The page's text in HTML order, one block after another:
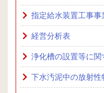
指定給水装置工事事
経営分析表
浄化槽の設置等に関
下水汚泥中の放射性